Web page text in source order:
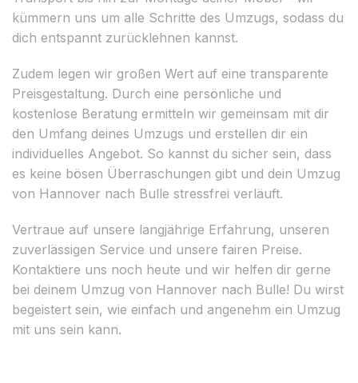
kümmern uns um alle Schritte des Umzugs, sodass du
dich entspannt zurücklehnen kannst.
Zudem legen wir großen Wert auf eine transparente
Preisgestaltung. Durch eine persönliche und
kostenlose Beratung ermitteln wir gemeinsam mit dir
den Umfang deines Umzugs und erstellen dir ein
individuelles Angebot. So kannst du sicher sein, dass
es keine bösen Überraschungen gibt und dein Umzug
von Hannover nach Bulle stressfrei verläuft.
Vertraue auf unsere langjährige Erfahrung, unseren
zuverlässigen Service und unsere fairen Preise.
Kontaktiere uns noch heute und wir helfen dir gerne
bei deinem Umzug von Hannover nach Bulle! Du wirst
begeistert sein, wie einfach und angenehm ein Umzug
mit uns sein kann.